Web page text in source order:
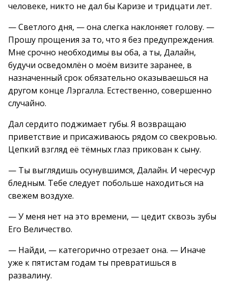
человеке, никто не дал бы Каризе и тридцати лет.
— Светлого дня, — она слегка наклоняет голову. —
Прошу прощения за то, что я без предупреждения.
Мне срочно необходимы вы оба, а ты, Далайн,
будучи осведомлён о моём визите заранее, в
назначенный срок обязательно оказываешься на
другом конце Лэргалла. Естественно, совершенно
случайно.
Дал сердито поджимает губы. Я возвращаю
приветствие и присаживаюсь рядом со свекровью.
Цепкий взгляд её тёмных глаз прикован к сыну.
— Ты выглядишь осунувшимся, Далайн. И чересчур
бледным. Тебе следует побольше находиться на
свежем воздухе.
— У меня нет на это времени, — цедит сквозь зубы
Его Величество.
— Найди, — категорично отрезает она. — Иначе
уже к пятистам годам ты превратишься в
развалину.